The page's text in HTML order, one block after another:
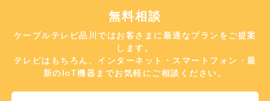
無料相談
ケーブルテレビ品川ではお客さまに最適なプランをご提案
します。
テレビはもちろん、インターネット・スマートフォン・最
新のIoT機器までお気軽にご相談ください。